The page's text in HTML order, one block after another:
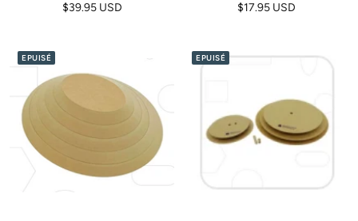
Prix
$39.95 USD
Prix
$17.95 USD
EPUISÉ EPUISÉ